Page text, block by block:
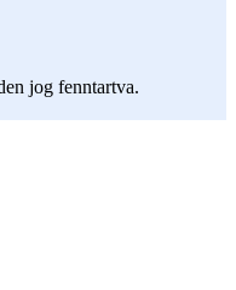
jog fenntartva.